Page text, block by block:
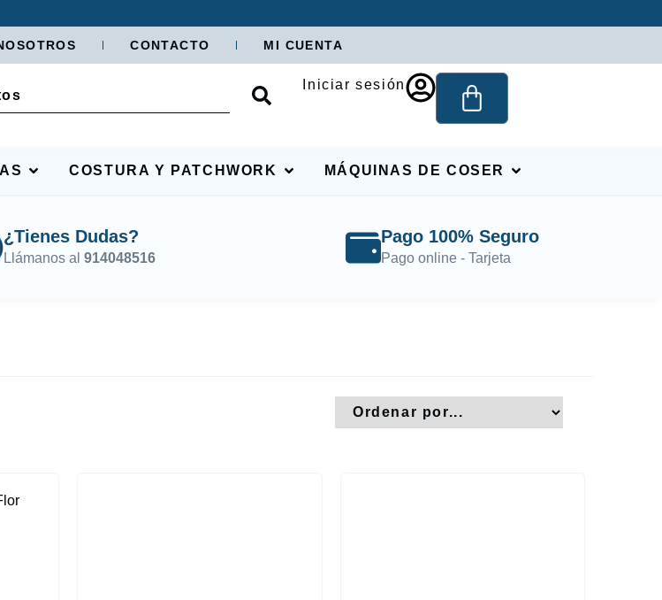
CONTACTO MI CUENTA
Iniciar sesión
COSTURA Y PATCHWORK MÁQUINAS DE COSER
¿Tienes Dudas?
Llámanos al914048516
Pago 100% Seguro
Pago online - Tarjeta